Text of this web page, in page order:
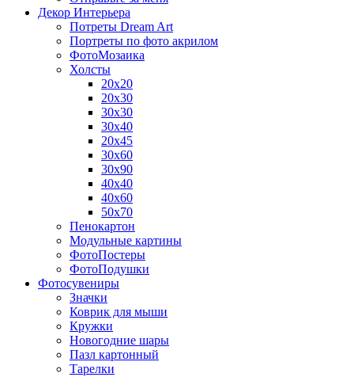
Декор Интерьера
Потреты Dream Art
Портреты по фото акрилом
ФотоМозаика
Холсты
20х20
20х30
30х30
30х40
20х45
30х60
30х90
40х40
40х60
50х70
Пенокартон
Модульные картины
ФотоПостеры
ФотоПодушки
Фотоcувениры
Значки
Коврик для мыши
Кружки
Новогодние шары
Пазл картонный
Тарелки